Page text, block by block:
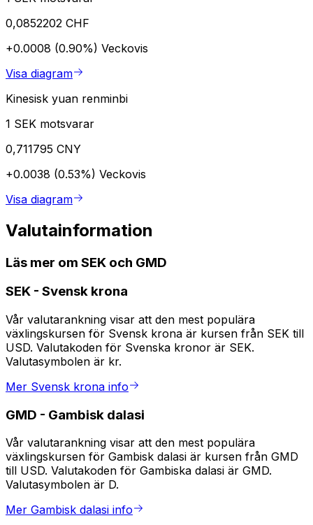
0,0852202 CHF
+0.0008 (0.90%) Veckovis
Visa diagram
Kinesisk yuan renminbi
1 SEK motsvarar
0,711795 CNY
+0.0038 (0.53%) Veckovis
Visa diagram
Valutainformation
Läs mer om SEK och GMD
SEK - Svensk krona
Vår valutarankning visar att den mest populära
växlingskursen för Svensk krona är kursen från SEK till
USD. Valutakoden för Svenska kronor är SEK.
Valutasymbolen är kr.
Mer Svensk krona info
GMD - Gambisk dalasi
Vår valutarankning visar att den mest populära
växlingskursen för Gambisk dalasi är kursen från GMD
till USD. Valutakoden för Gambiska dalasi är GMD.
Valutasymbolen är D.
Mer Gambisk dalasi info